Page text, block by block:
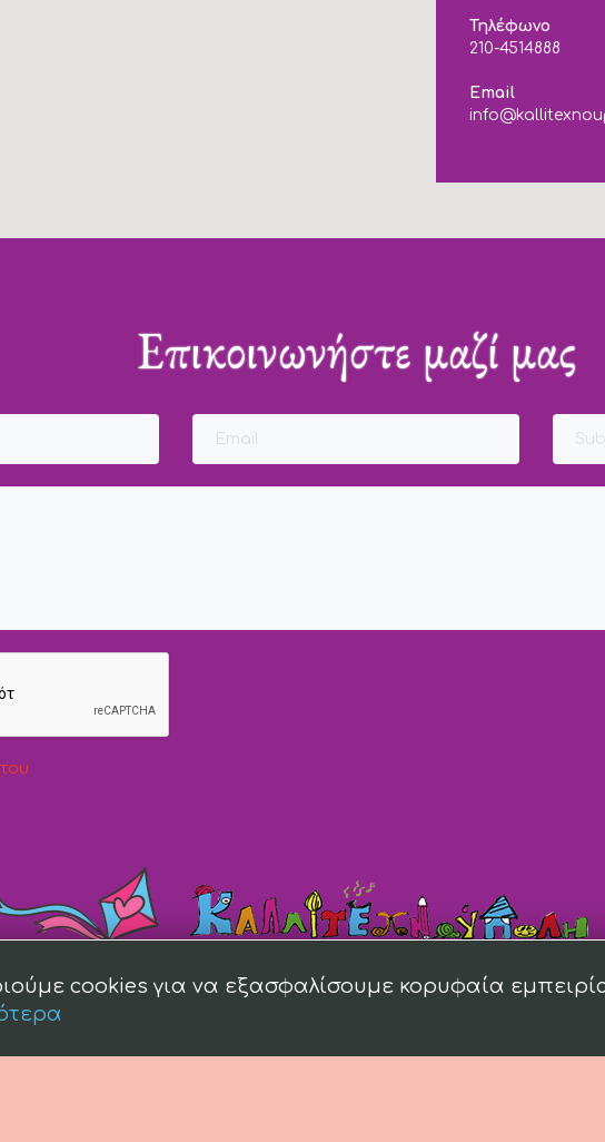
Τηλέφωνο
210-4514888
Email
Επικοινωνήστε μαζί μας
cookies για να εξασφαλίσουμε κορυφαία